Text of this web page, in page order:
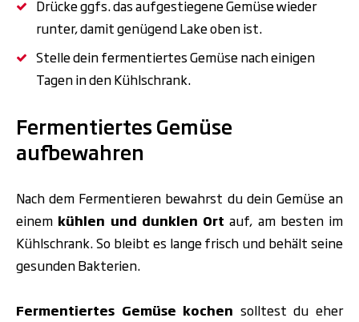
Drücke ggfs. das aufgestiegene Gemüse wieder
runter, damit genügend Lake oben ist.
Stelle dein fermentiertes Gemüse nach einigen
Tagen in den Kühlschrank.
Fermentiertes Gemüse
aufbewahren
Nach dem Fermentieren bewahrst du dein Gemüse an
einem kühlen und dunklen Ort auf, am besten im
Kühlschrank. So bleibt es lange frisch und behält seine
gesunden Bakterien.
Fermentiertes Gemüse kochen solltest du eher